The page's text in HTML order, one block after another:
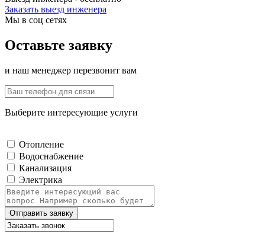
Заказать выезд инженера
Мы в соц сетях
Оставьте заявку
и наш менеджер перезвонит вам
Выберите интересующие услуги
Отопление
Водоснабжение
Канализация
Электрика
Отправить заявку